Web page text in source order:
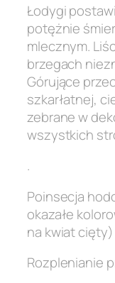
Łodygi
potężnie
mlecznym.
brzegach
Górujące
szkarłatnej,
zebrane w
wszystkich
.
Poinsecja
okazałe
na kwiat
Rozplenianie